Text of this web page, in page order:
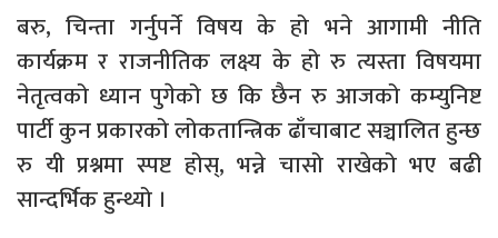
बरु, चिन्ता गर्नुपर्ने विषय के हो भने आगामी नीति
कार्यक्रम र राजनीतिक लक्ष्य के हो रु त्यस्ता विषयमा
नेतृत्वको ध्यान पुगेको छ कि छैन रु आजको कम्युनिष्ट
पार्टी कुन प्रकारको लोकतान्त्रिक ढाँचाबाट सञ्चालित हुन्छ
रु यी प्रश्नमा स्पष्ट होस्, भन्ने चासो राखेको भए बढी
सान्दर्भिक हुन्थ्यो ।